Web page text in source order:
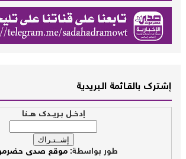
إشــترك بالقـــائمة الــبريدية
إدخــل بـريــدك هــنا
طور بواسطة:موقع صدى حضرموت